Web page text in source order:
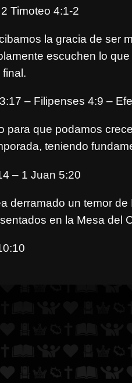
Timoteo 4:1-2
la gracia de ser
escuchen lo
– Filipenses 4:9 –
para que podamos
teniendo
– 1 Juan 5:20
derramado un temor
en la Mesa del